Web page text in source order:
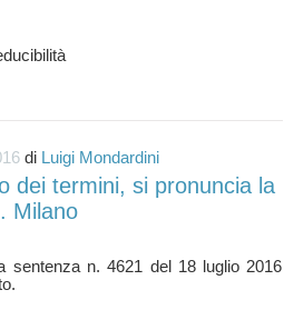
Criteri e condizioni di deducibilità
di Luigi Mondardini
dei termini, si pronuncia la
Milano
sentenza n. 4621 del 18 luglio 2016